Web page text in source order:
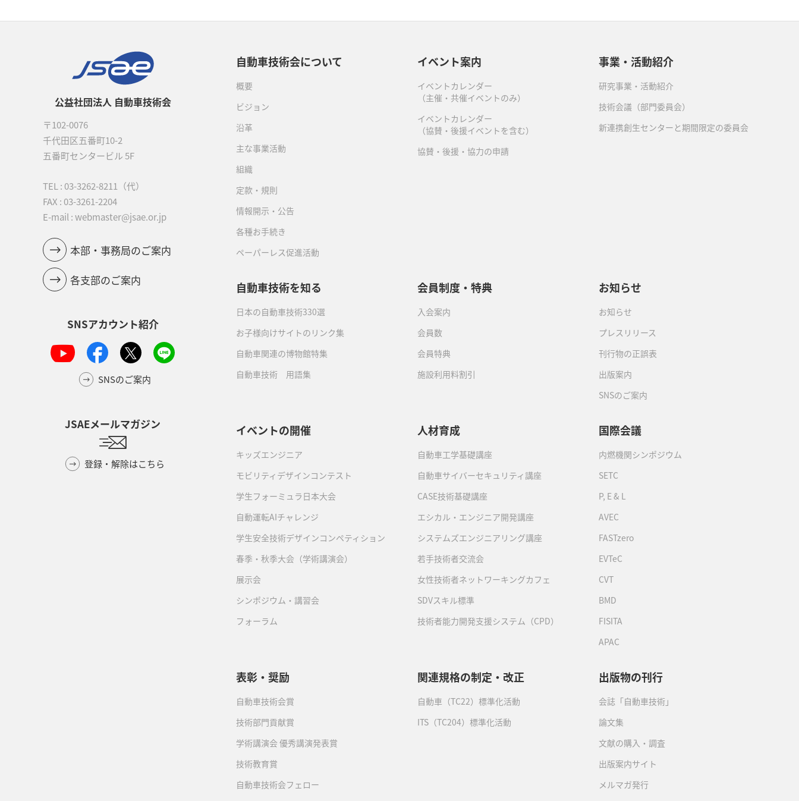
4月(1)
2月(1)
公益社団法人 自動車技術会
〒102-0076
千代田区五番町10-2
五番町センタービル 5F
TEL : 03-3262-8211
（代）
FAX : 03-3261-2204
E-mail : webmaster@jsae.or.jp
本部・事務局のご案内
各支部のご案内
SNSアカウント紹介
SNSのご案内
JSAEメールマガジン
登録・解除はこちら
自動車技術会について
概要
ビジョン
沿革
主な事業活動
組織
定款・規則
情報開示・公告
各種お手続き
ペーパーレス促進活動
イベント案内
イベントカレンダー
（主催・共催イベントのみ）
イベントカレンダー
（協賛・後援イベントを含む）
協賛・後援・協力の申請
事業・活動紹介
研究事業・活動紹介
技術会議（部門委員会）
新連携創生センターと期間限定の委員会
自動車技術を知る
日本の自動車技術330選
お子様向けサイトのリンク集
自動車関連の博物館特集
自動車技術 用語集
会員制度・特典
入会案内
会員数
会員特典
施設利用料割引
お知らせ
お知らせ
プレスリリース
刊行物の正誤表
出版案内
SNSのご案内
イベントの開催
キッズエンジニア
モビリティデザインコンテスト
学生フォーミュラ日本大会
自動運転AIチャレンジ
学生安全技術デザインコンペティション
春季・秋季大会（学術講演会）
展示会
シンポジウム・講習会
フォーラム
人材育成
自動車工学基礎講座
自動車サイバーセキュリティ講座
CASE技術基礎講座
エシカル・エンジニア開発講座
システムズエンジニアリング講座
若手技術者交流会
女性技術者ネットワーキングカフェ
SDVスキル標準
技術者能力開発支援システム（CPD）
国際会議
内燃機関シンポジウム
SETC
P, E & L
AVEC
FASTzero
EVTeC
CVT
BMD
FISITA
APAC
表彰・奨励
自動車技術会賞
技術部門貢献賞
学術講演会 優秀講演発表賞
技術教育賞
自動車技術会フェロー
関連規格の制定・改正
自動車（TC22）標準化活動
ITS（TC204）標準化活動
出版物の刊行
会誌「自動車技術」
論文集
文献の購入・調査
出版案内サイト
メルマガ発行